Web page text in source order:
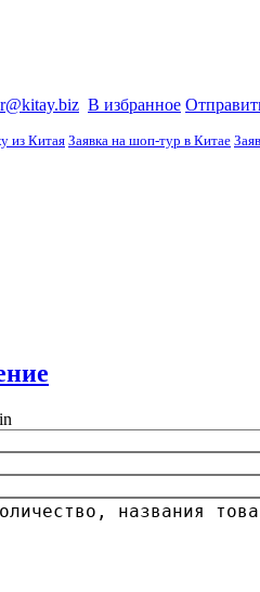
В избранное
из КитаяЗаявка на шоп-тур в Китае